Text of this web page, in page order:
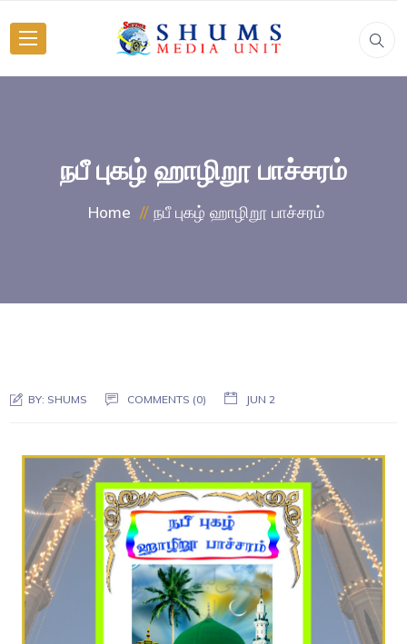
நபீ புகழ் ஹாழிறூ பாச்சரம்
Home நபீ புகழ் ஹாழிறூ பாச்சரம்
BY: SHUMS COMMENTS (0) JUN 2